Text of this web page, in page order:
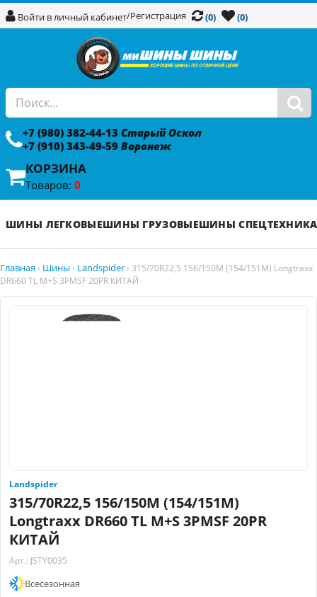
Войти в личный кабинет/Регистрация (0) (0)
+7 (980) 382-44-13 Старый Оскол
+7 (910) 343-49-59 Воронеж
КОРЗИНА
Товаров: 0
ШИНЫ ЛЕГКОВЫЕШИНЫ ГРУЗОВЫЕШИНЫ СПЕЦТЕХНИКА
Главная › Шины › Landspider › 315/70R22,5 156/150M (154/151M) Longtraxx
DR660 TL M+S 3PMSF 20PR КИТАЙ
Landspider
315/70R22,5 156/150M (154/151M)
Longtraxx DR660 TL M+S 3PMSF 20PR
КИТАЙ
Арт.: JSTY0035
Всесезонная